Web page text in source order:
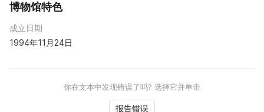
博物馆特色
成立日期
1994年11月24日
你在文本中发现错误了吗? 选择它并单击
报告错误